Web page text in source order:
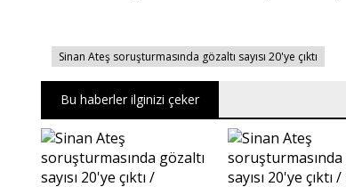
Sinan Ateş soruşturmasında gözaltı sayısı 20'ye çıktı
Bu haberler ilginizi çeker